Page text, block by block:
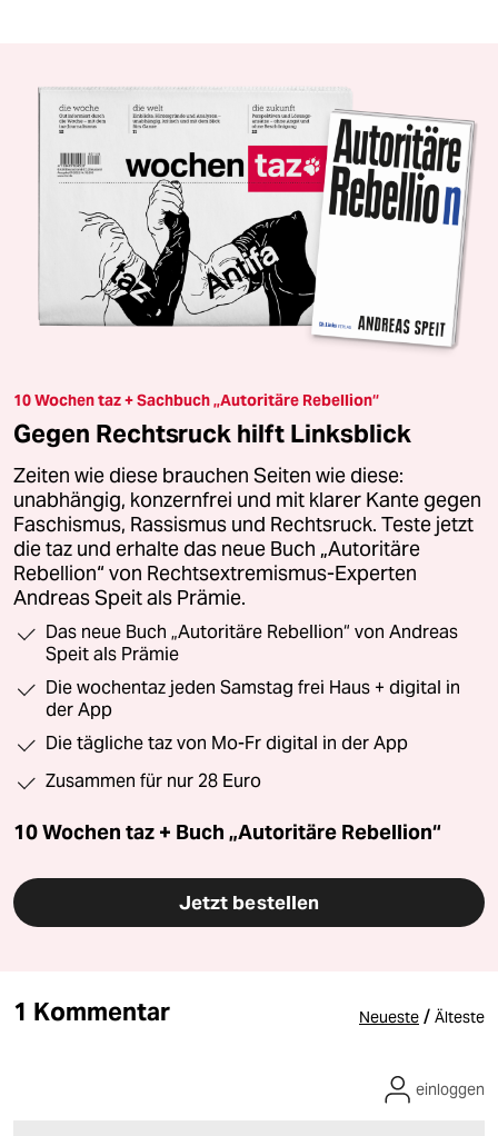
10 Wochen taz + Sachbuch „Autoritäre Rebellion“
Gegen Rechtsruck hilft Linksblick
Zeiten wie diese brauchen Seiten wie diese:
unabhängig, konzernfrei und mit klarer Kante gegen
Faschismus, Rassismus und Rechtsruck. Teste jetzt
die taz und erhalte das neue Buch „Autoritäre
Rebellion“ von Rechtsextremismus-Experten
Andreas Speit als Prämie.
Das neue Buch „Autoritäre Rebellion“ von Andreas
Speit als Prämie
Die wochentaz jeden Samstag frei Haus + digital in
der App
Die tägliche taz von Mo-Fr digital in der App
Zusammen für nur 28 Euro
10 Wochen taz + Buch „Autoritäre Rebellion“
Jetzt bestellen
1 Kommentar Neueste / Älteste
einloggen